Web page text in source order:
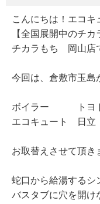
こんにちは！エコ
【全国展開中のチカ
チカラもち 岡山店
今回は、倉敷市玉島
ボイラー トヨト
エコキュート 日
お取替えさせて頂き
蛇口から給湯するシ
バスタブに穴を開け